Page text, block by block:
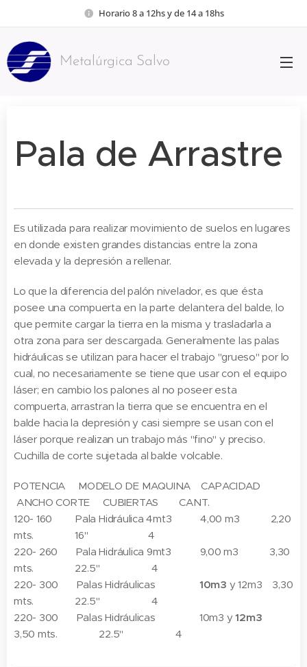
Horario 8 a 12hs y de 14 a 18hs
Metalúrgica Salvo
Pala de Arrastre
Es utilizada para realizar movimiento de suelos en lugares
en donde existen grandes distancias entre la zona
elevada y la depresión a rellenar.
Lo que la diferencia del palón nivelador, es que ésta
posee una compuerta en la parte delantera del balde, lo
que permite cargar la tierra en la misma y trasladarla a
otra zona para ser descargada. Generalmente las palas
hidráulicas se utilizan para hacer el trabajo "grueso" por lo
cual, no necesariamente se tiene que usar con el equipo
láser; en cambio los palones al no poseer esta
compuerta, arrastran la tierra que se encuentra en el
balde hacia la depresión y casi siempre se usan con el
láser porque realizan un trabajo más "fino" y preciso.
Cuchilla de corte sujetada al balde volcable.
POTENCIA MODELO DE MAQUINA CAPACIDAD
ANCHO CORTE CUBIERTAS CANT.
120- 160 Pala Hidráulica 4mt3 4,00 m3 2,20
mts. 16" 4
220- 260 Pala Hidráulica 9mt3 9,00 m3 3,30
mts. 22.5" 4
220- 300 Palas Hidráulicas 10m3 y 12m3 3,30
mts. 22.5" 4
220- 300 Palas Hidráulicas 10m3 y12m3
3,50 mts. 22.5" 4